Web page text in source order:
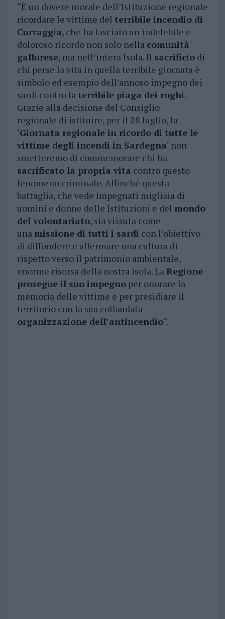
“È un dovere morale dell’Istituzione regionale
ricordare le vittime del terribile incendio di
Curraggia, che ha lasciato un indelebile e
doloroso ricordo non solo nella comunità
gallurese, ma nell’intera Isola. Il sacrificiodi
chi perse la vita in quella terribile giornata è
simbolo ed esempio dell’annoso impegno dei
sardi contro la terribile piaga dei roghi.
Grazie alla decisione del Consiglio
regionale di istituire, per il 28 luglio, la
‘Giornata regionale in ricordo di tutte le
vittime degli incendi in Sardegna‘ non
smetteremo di commemorare chi ha
sacrificato la propria vita contro questo
fenomeno criminale. Affinché questa
battaglia, che vede impegnati migliaia di
uomini e donne delle Istituzioni e del mondo
del volontariato, sia vissuta come
una missione di tutti i sardi con l’obiettivo
di diffondere e affermare una cultura di
rispetto verso il patrimonio ambientale,
enorme risorsa della nostra isola. LaRegione
prosegue il suo impegnoper onorare la
memoria delle vittime e per presidiare il
territorio con la sua collaudata
organizzazione dell’antincendio“.